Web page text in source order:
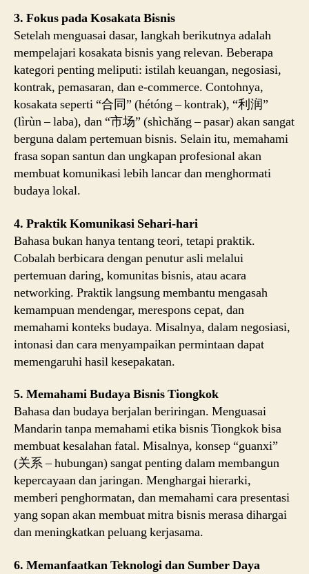
3. Fokus pada Kosakata Bisnis
Setelah menguasai dasar, langkah berikutnya adalah
mempelajari kosakata bisnis yang relevan. Beberapa
kategori penting meliputi: istilah keuangan, negosiasi,
kontrak, pemasaran, dan e-commerce. Contohnya,
kosakata seperti “合同” (hétóng – kontrak), “利润”
(lìrùn – laba), dan “市场” (shìchǎng – pasar) akan sangat
berguna dalam pertemuan bisnis. Selain itu, memahami
frasa sopan santun dan ungkapan profesional akan
membuat komunikasi lebih lancar dan menghormati
budaya lokal.
4. Praktik Komunikasi Sehari-hari
Bahasa bukan hanya tentang teori, tetapi praktik.
Cobalah berbicara dengan penutur asli melalui
pertemuan daring, komunitas bisnis, atau acara
networking. Praktik langsung membantu mengasah
kemampuan mendengar, merespons cepat, dan
memahami konteks budaya. Misalnya, dalam negosiasi,
intonasi dan cara menyampaikan permintaan dapat
memengaruhi hasil kesepakatan.
5. Memahami Budaya Bisnis Tiongkok
Bahasa dan budaya berjalan beriringan. Menguasai
Mandarin tanpa memahami etika bisnis Tiongkok bisa
membuat kesalahan fatal. Misalnya, konsep “guanxi”
(关系 – hubungan) sangat penting dalam membangun
kepercayaan dan jaringan. Menghargai hierarki,
memberi penghormatan, dan memahami cara presentasi
yang sopan akan membuat mitra bisnis merasa dihargai
dan meningkatkan peluang kerjasama.
6. Memanfaatkan Teknologi dan Sumber Daya